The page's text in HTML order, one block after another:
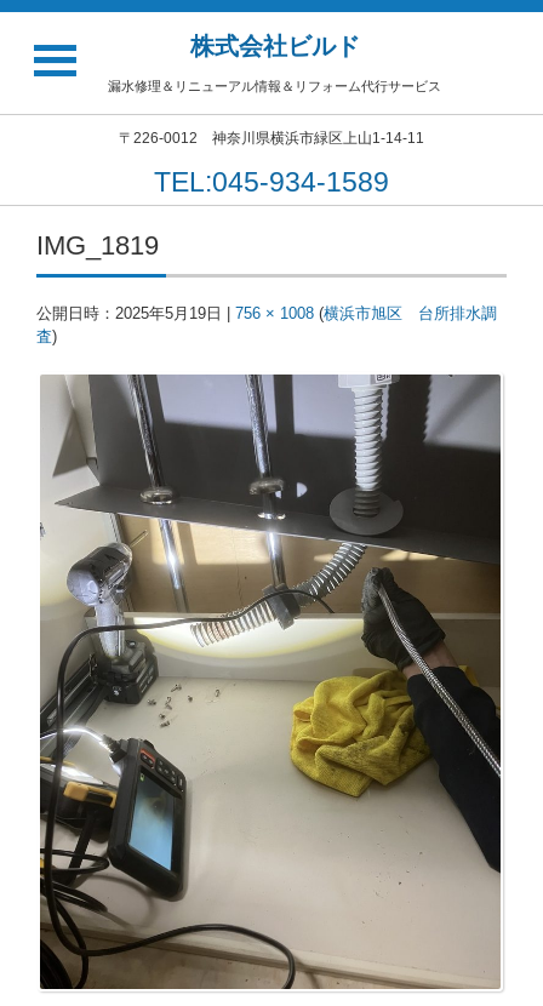
株式会社ビルド
漏水修理＆リニューアル情報＆リフォーム代行サービス
〒226-0012 神奈川県横浜市緑区上山1-14-11
TEL:045-934-1589
IMG_1819
公開日時： 2025年5月19日 756 × 1008 (横浜市旭区 台所排水調
査)